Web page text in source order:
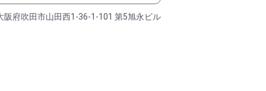
阪府吹田市山田西1-36-1-101 第5旭永ビル